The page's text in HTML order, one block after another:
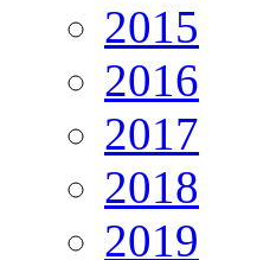
2015
2016
2017
2018
2019